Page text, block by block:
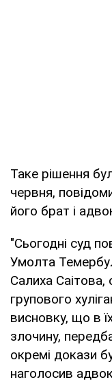
Таке рішення
червня,
його брат і
"Сьогодні суд
Умолта
Салиха Саітова,
групового
висновку, що в
злочину,
окремі докази
наголосив